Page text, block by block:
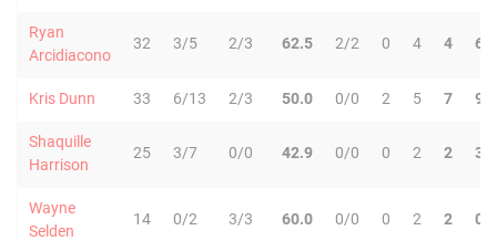
Ryan
Arcidiacono
32 3/5 2/3 62.5 2/2 0 4 4 6
Kris Dunn 33 6/13 2/3 50.0 0/0 2 5 7 9
Shaquille
Harrison
25 3/7 0/0 42.9 0/0 0 2 2 3
Wayne
Selden
14 0/2 3/3 60.0 0/0 0 2 2 0